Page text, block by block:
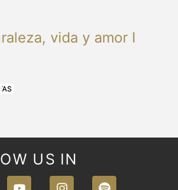
vida y amor I
US IN